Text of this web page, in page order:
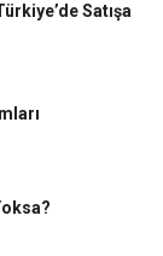
Satışa